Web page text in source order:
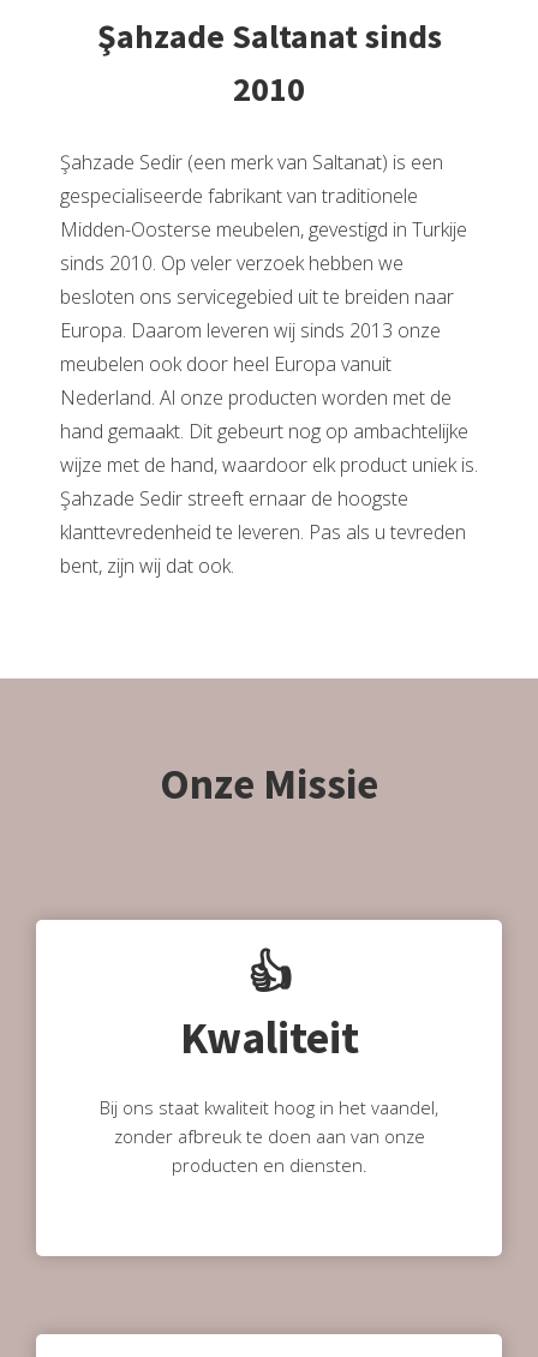
Şahzade Saltanat sinds
2010
Şahzade Sedir (een merk van Saltanat) is een
gespecialiseerde fabrikant van traditionele
Midden-Oosterse meubelen, gevestigd in Turkije
sinds 2010. Op veler verzoek hebben we
besloten ons servicegebied uit te breiden naar
Europa. Daarom leveren wij sinds 2013 onze
meubelen ook door heel Europa vanuit
Nederland. Al onze producten worden met de
hand gemaakt. Dit gebeurt nog op ambachtelijke
wijze met de hand, waardoor elk product uniek is.
Şahzade Sedir streeft ernaar de hoogste
klanttevredenheid te leveren. Pas als u tevreden
bent, zijn wij dat ook.
Onze Missie
👍
Kwaliteit
Bij ons staat kwaliteit hoog in het vaandel,
zonder afbreuk te doen aan van onze
producten en diensten.